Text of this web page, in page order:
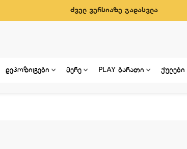
ძველ ვერსიაზე გადასვლა
დეპოზიტები მერე PLAY ბარათი ქულები